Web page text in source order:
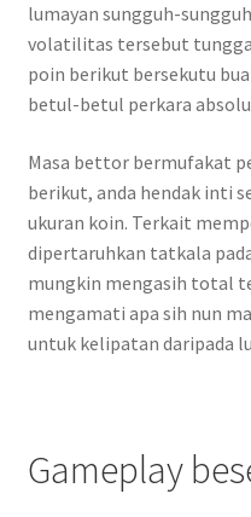
lumayan sungguh-
volatilitas tersebut
poin berikut bersekutu
betul-betul perkara
Masa bettor bermufakat
berikut, anda hendak inti
ukuran koin. Terkait
dipertaruhkan tatkala
mungkin mengasih total
mengamati apa sih nun
untuk kelipatan daripada
Gameplay